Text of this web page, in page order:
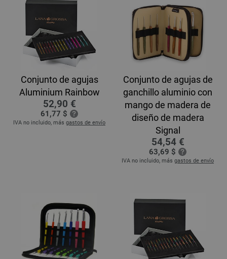
Conjunto de agujas
Aluminium Rainbow
52,90 €
61,77 $
IVA no incluido, más gastos de envío
Conjunto de agujas de
ganchillo aluminio con
mango de madera de
diseño de madera
Signal
54,54 €
63,69 $
IVA no incluido, más gastos de envío